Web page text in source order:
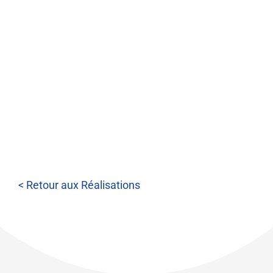
< Retour aux Réalisations